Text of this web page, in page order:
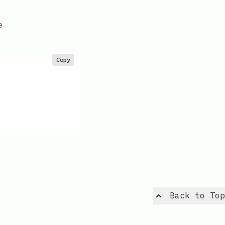
Copy
Back to Top